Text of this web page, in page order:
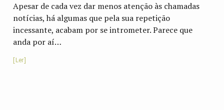
Apesar de cada vez dar menos atenção às chamadas
notícias, há algumas que pela sua repetição
incessante, acabam por se intrometer. Parece que
anda por aí…
Ler